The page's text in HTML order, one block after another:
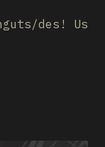
des! Us